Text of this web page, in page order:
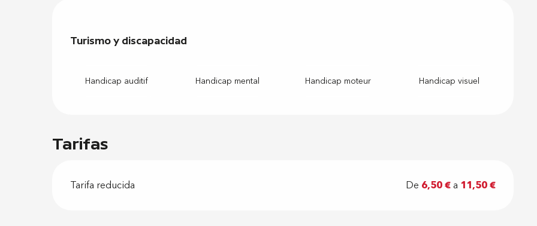
Turismo y discapacidad
Turismo y discapacidad
Handicap auditif Handicap mental Handicap moteur Handicap visuel
Tarifas
Tarifa reducida De 6,50 €a 11,50 €